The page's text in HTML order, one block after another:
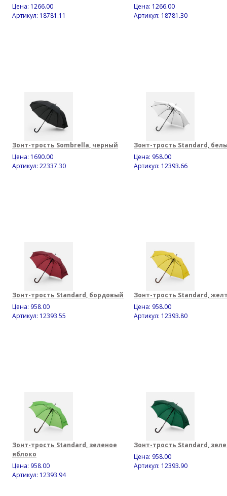
Цена: 1266.00
Артикул: 18781.11
Цена: 1266.00
Артикул: 18781.30
Зонт-трость Sombrella, черный
Цена: 1690.00
Артикул: 22337.30
Зонт-трость Standard,
Цена: 958.00
Артикул: 12393.66
Зонт-трость Standard, бордовый
Цена: 958.00
Артикул: 12393.55
Зонт-трость Standard,
Цена: 958.00
Артикул: 12393.80
Зонт-трость Standard, зеленое
яблоко
Цена: 958.00
Артикул: 12393.94
Зонт-трость Standard,
Цена: 958.00
Артикул: 12393.90